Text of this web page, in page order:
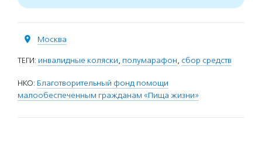
Москва
ТЕГИ: инвалидные коляски, полумарафон, сбор средств
НКО: Благотворительный фонд помощи
малообеспеченным гражданам «Пища жизни»